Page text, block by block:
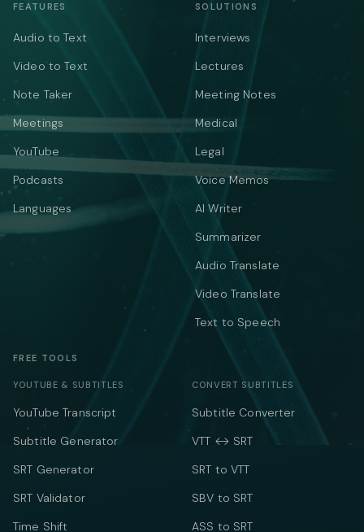
FEATURES
Audio to Text
Video to Text
Note Taker
Meetings
YouTube
Podcasts
Languages
SOLUTIONS
Interviews
Lectures
Meeting Notes
Medical
Legal
Voice Memos
AI Writer
Summarizer
Audio Translate
Video Translate
Text to Speech
FREE TOOLS
YOUTUBE & SUBTITLES
YouTube Transcript
Subtitle Generator
SRT Generator
SRT Validator
Time Shift
CONVERT SUBTITLES
Subtitle Converter
VTT ↔ SRT
SRT to VTT
SBV to SRT
ASS to SRT